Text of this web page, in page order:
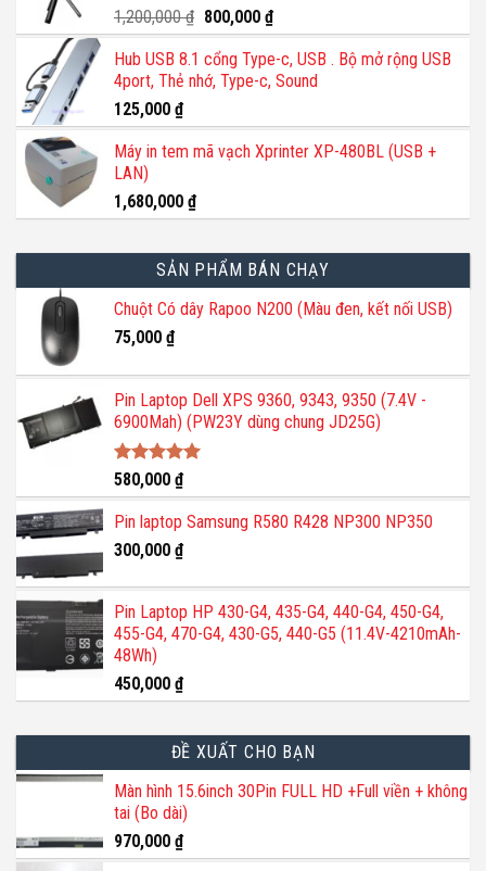
110,000 ₫.
1,200,000₫ Giá
gốc
là:
1,200,000 ₫.
800,000 ₫Giá
hiện
tại
là:
Hub USB 8.1 cổng Type-c, USB . Bộ mở rộng USB
4port, Thẻ nhớ, Type-c, Sound
125,000 ₫
Máy in tem mã vạch Xprinter XP-480BL (USB +
LAN)
1,680,000 ₫
SẢN PHẨM BÁN CHẠY
Chuột Có dây Rapoo N200 (Màu đen, kết nối USB)
75,000 ₫
Pin Laptop Dell XPS 9360, 9343, 9350 (7.4V -
6900Mah) (PW23Y dùng chung JD25G)
Được xếp
hạng5.00
5 sao
580,000 ₫
Pin laptop Samsung R580 R428 NP300 NP350
300,000 ₫
Pin Laptop HP 430-G4, 435-G4, 440-G4, 450-G4,
455-G4, 470-G4, 430-G5, 440-G5 (11.4V-4210mAh-
48Wh)
450,000 ₫
ĐỀ XUẤT CHO BẠN
Màn hình 15.6inch 30Pin FULL HD +Full viền + không
tai (Bo dài)
970,000 ₫